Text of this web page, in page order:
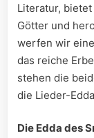
Literatur,
Götter und
werfen wir
das reiche
stehen die
die Lieder-
Die Edda des